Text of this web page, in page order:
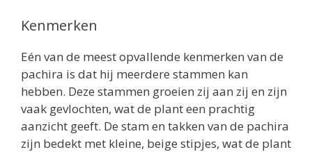
Kenmerken
Eén van de meest opvallende kenmerken van de
pachira is dat hij meerdere stammen kan
hebben. Deze stammen groeien zij aan zij en zijn
vaak gevlochten, wat de plant een prachtig
aanzicht geeft. De stam en takken van de pachira
zijn bedekt met kleine, beige stipjes, wat de plant